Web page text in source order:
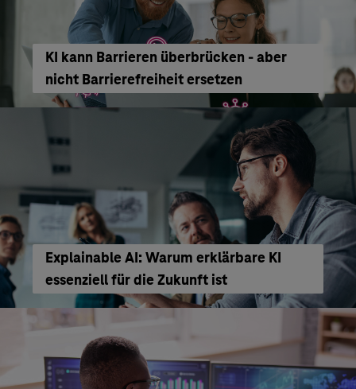
KI kann Barrieren überbrücken - aber
nicht Barrierefreiheit ersetzen
Explainable AI: Warum erklärbare KI
essenziell für die Zukunft ist